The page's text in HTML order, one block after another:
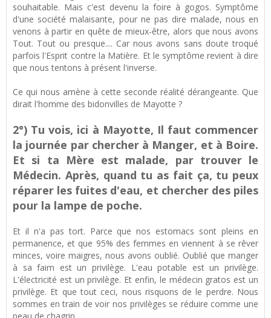
souhaitable. Mais c'est devenu la foire à gogos. Symptôme
d'une société malaisante, pour ne pas dire malade, nous en
venons à partir en quête de mieux-être, alors que nous avons
Tout. Tout ou presque.... Car nous avons sans doute troqué
parfois l'Esprit contre la Matière. Et le symptôme revient à dire
que nous tentons à présent l'inverse.
Ce qui nous amène à cette seconde réalité dérangeante. Que
dirait l'homme des bidonvilles de Mayotte ?
2°) Tu vois, ici à Mayotte, Il faut commencer
la journée par chercher à Manger, et à Boire.
Et si ta Mère est malade, par trouver le
Médecin. Après, quand tu as fait ça, tu peux
réparer les fuites d'eau, et chercher des piles
pour la lampe de poche.
Et il n'a pas tort. Parce que nos estomacs sont pleins en
permanence, et que 95% des femmes en viennent à se rêver
minces, voire maigres, nous avons oublié. Oublié que manger
à sa faim est un privilège. L'eau potable est un privilège.
L'électricité est un privilège. Et enfin, le médecin gratos est un
privilège. Et que tout ceci, nous risquons de le perdre. Nous
sommes en train de voir nos privilèges se réduire comme une